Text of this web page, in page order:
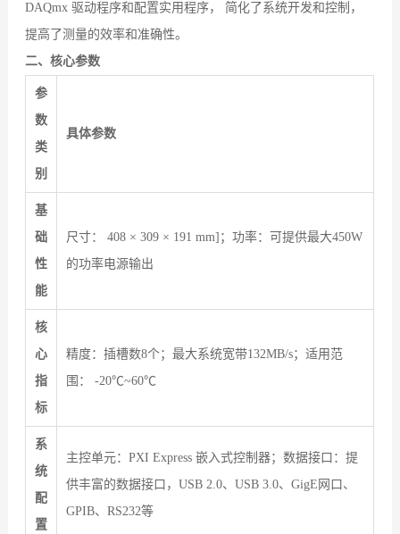
DAQmx 驱动程序和配置实用程序， 简化了系统开发和控制，
提高了测量的效率和准确性。
二、核心参数
参
数
类
别
具体参数
基
础
性
能
尺寸： 408 × 309 × 191 mm]；功率：可提供最大450W
的功率电源输出
核
心
指
标
精度：插槽数8个；最大系统宽带132MB/s；适用范
围： -20℃~60℃
系
统
配
置
主控单元：PXI Express 嵌入式控制器；数据接口：提
供丰富的数据接口，USB 2.0、USB 3.0、GigE网口、
GPIB、RS232等